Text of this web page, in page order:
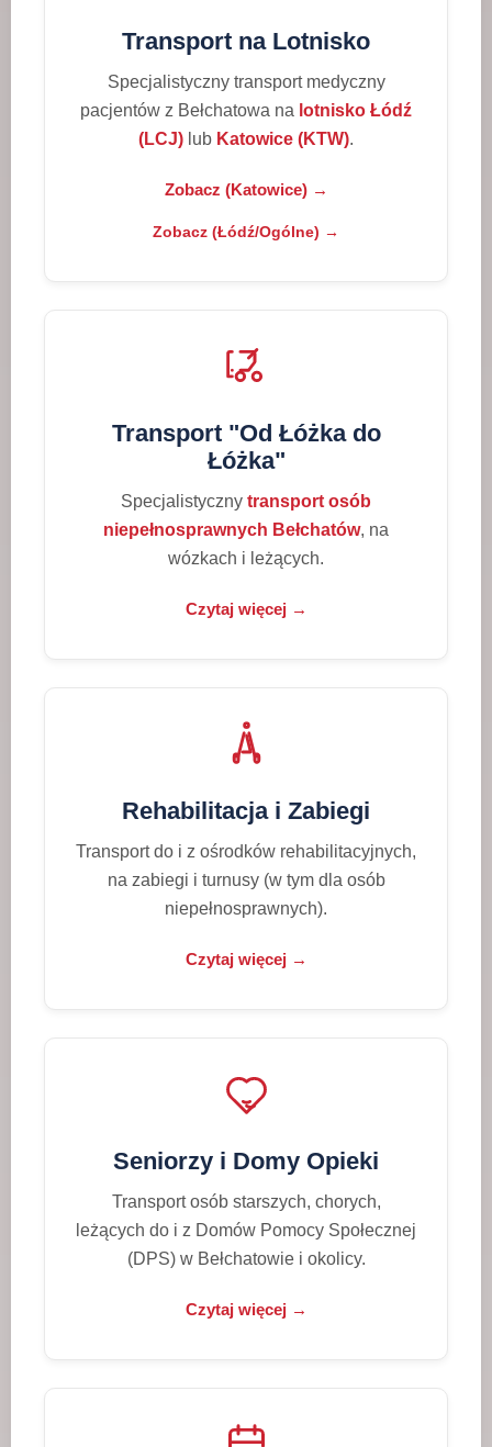
Transport na Lotnisko
Specjalistyczny transport medyczny
pacjentów z Bełchatowa na lotnisko Łódź
(LCJ) lub Katowice (KTW).
Zobacz (Katowice) →
Zobacz (Łódź/Ogólne) →
Transport "Od Łóżka do
Łóżka"
Specjalistyczny transport osób
niepełnosprawnych Bełchatów, na
wózkach i leżących.
Czytaj więcej →
Rehabilitacja i Zabiegi
Transport do i z ośrodków rehabilitacyjnych,
na zabiegi i turnusy (w tym dla osób
niepełnosprawnych).
Czytaj więcej →
Seniorzy i Domy Opieki
Transport osób starszych, chorych,
leżących do i z Domów Pomocy Społecznej
(DPS) w Bełchatowie i okolicy.
Czytaj więcej →